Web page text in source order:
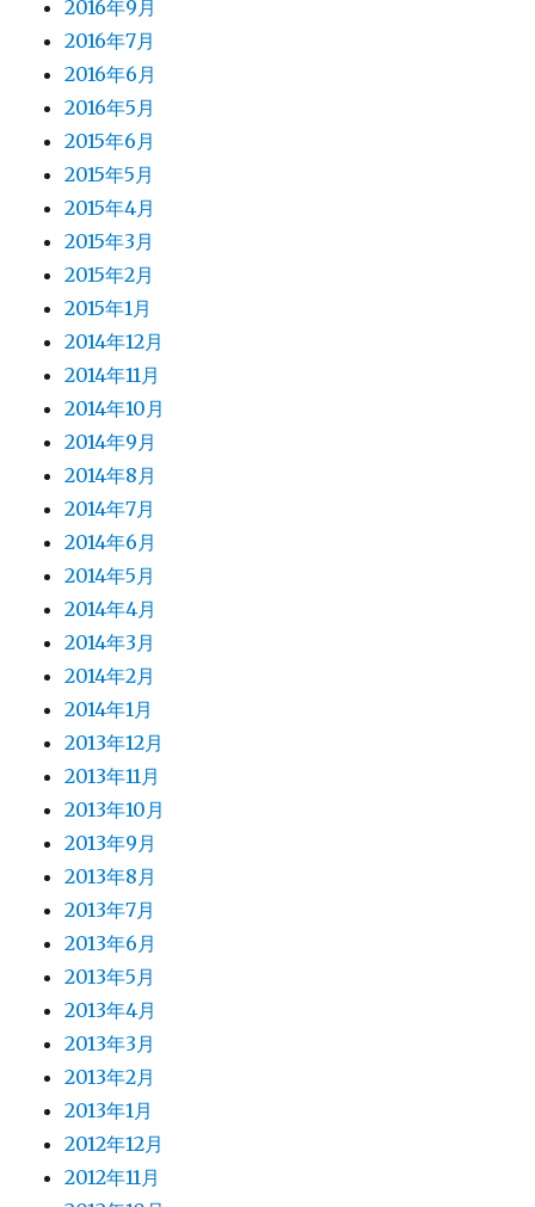
2016年9月
2016年7月
2016年6月
2016年5月
2015年6月
2015年5月
2015年4月
2015年3月
2015年2月
2015年1月
2014年12月
2014年11月
2014年10月
2014年9月
2014年8月
2014年7月
2014年6月
2014年5月
2014年4月
2014年3月
2014年2月
2014年1月
2013年12月
2013年11月
2013年10月
2013年9月
2013年8月
2013年7月
2013年6月
2013年5月
2013年4月
2013年3月
2013年2月
2013年1月
2012年12月
2012年11月